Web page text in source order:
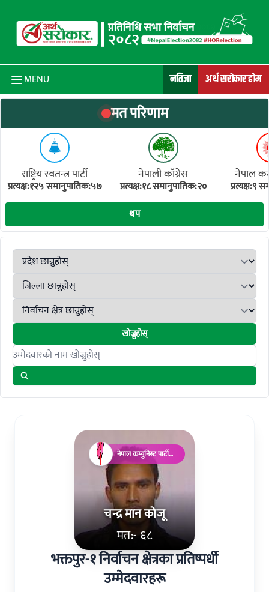
MENU नतिजा अर्थ सरोकार होम
मत परिणाम
राष्ट्रिय स्वतन्त्र पार्टी
प्रत्यक्ष:१२५ समानुपातिक:५७
नेपाली काँग्रेस
प्रत्यक्ष:१८ समानुपातिक:२०
नेपाल
प्रत्यक्ष:९
थप
खोज्नुहोस्
Search candidates
चन्द्र मान कोजू
मत:- ६८
नेपाल कम्युनिस्ट पार्टी
(माओवादी)
भक्तपुर-१ निर्वाचन क्षेत्रका प्रतिष्पर्धी
उम्मेदवारहरू